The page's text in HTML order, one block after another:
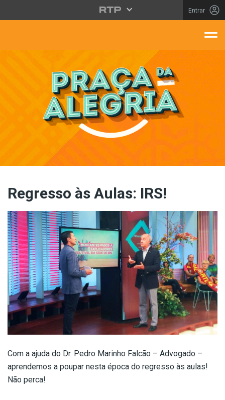
Saltar para o conteúdo principal
Entrar
Regresso às Aulas: IRS!
Com a ajuda do Dr. Pedro Marinho Falcão – Advogado –
aprendemos a poupar nesta época do regresso às aulas!
Não perca!